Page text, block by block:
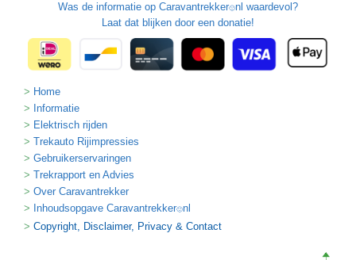
Was de informatie op Caravantrekker🙂nl waardevol?
Laat dat blijken door een donatie!
Home
Informatie
Elektrisch rijden
Trekauto Rijimpressies
Gebruikerservaringen
Trekrapport en Advies
Over Caravantrekker
Inhoudsopgave Caravantrekker🙂nl
Copyright, Disclaimer, Privacy & Contact